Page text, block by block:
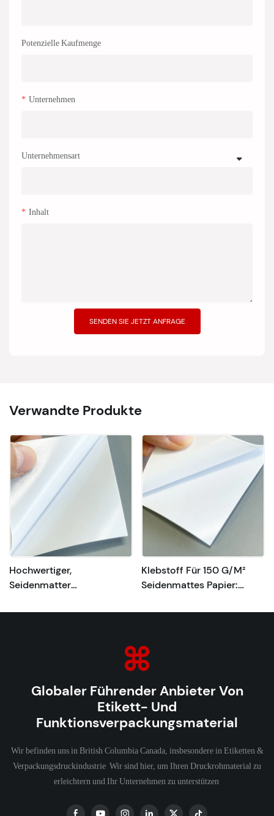
Potenzielle Kaufmenge
Unternehmen
Unternehmensart
Inhalt
SENDEN SIE JETZT ANFRAGE
Verwandte Produkte
Hochwertiger,
Seidenmatter
Zuverlässige Verklebung
Klebstoff Für 150 G/m²
Seidenmattes Papier:
Klebstofflösung Für
Globaler Führender Anbieter Von
Etikett- Und
Funktionsverpackungsmaterial
Wir befinden uns in British Columbia Canada, insbesondere in Etiketten &
Verpackungsdruckindustrie Wir sind hier, um Ihren Druckrohmaterial zu
erleichtern und Ihr Unternehmen zu unterstützen